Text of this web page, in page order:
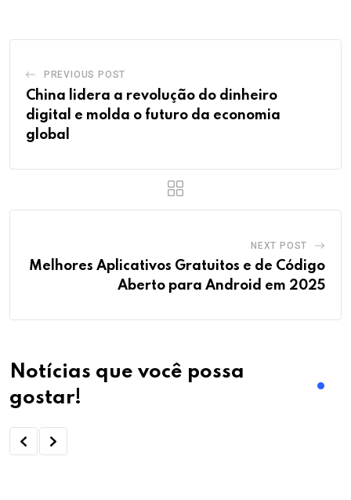
PREVIOUS POST
China lidera a revolução do dinheiro
digital e molda o futuro da economia
global
NEXT POST
Melhores Aplicativos Gratuitos e de Código
Aberto para Android em 2025
Notícias que você possa
gostar!